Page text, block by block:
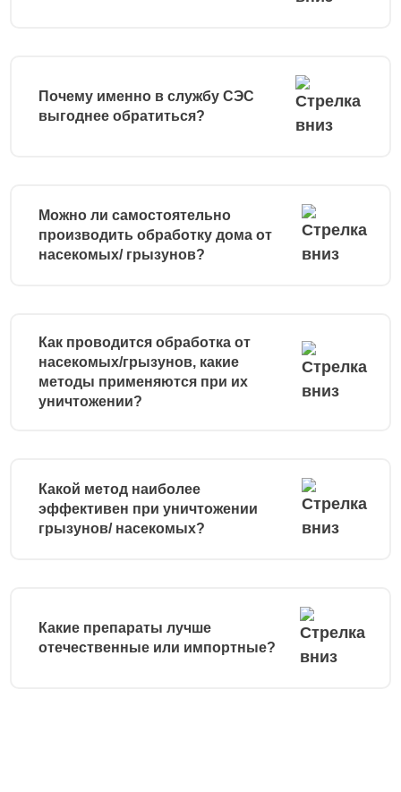
Почему именно в службу СЭС
выгоднее обратиться?
Можно ли самостоятельно
производить обработку дома от
насекомых/ грызунов?
Как проводится обработка от
насекомых/грызунов, какие
методы применяются при их
уничтожении?
Какой метод наиболее
эффективен при уничтожении
грызунов/ насекомых?
Какие препараты лучше
отечественные или импортные?